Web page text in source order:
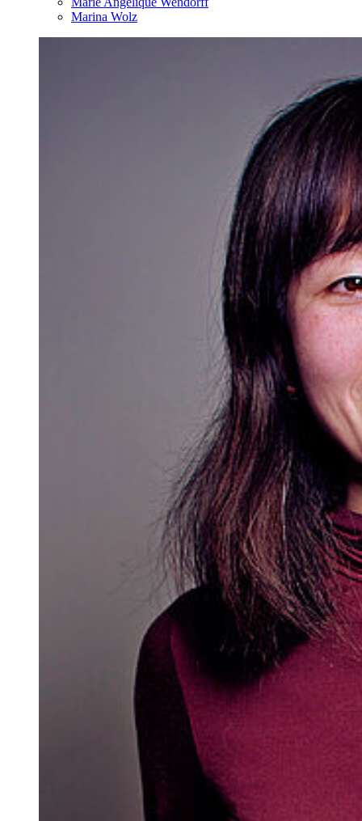
Marina Wolz